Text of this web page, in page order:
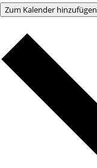
Zum Kalender hinzufügen